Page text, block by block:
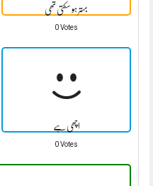
بہتر ہو سکتی تھی
0 Votes
اچھی ہے
0 Votes